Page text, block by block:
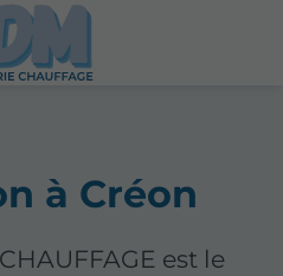
à Créon
est le